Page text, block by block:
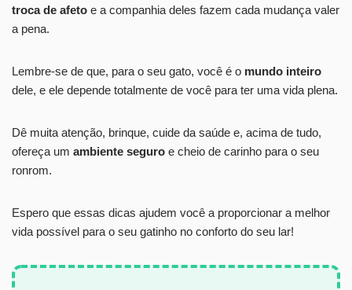
troca de afeto e a companhia deles fazem cada mudança valer
a pena.
Lembre-se de que, para o seu gato, você é o mundo inteiro
dele, e ele depende totalmente de você para ter uma vida plena.
Dê muita atenção, brinque, cuide da saúde e, acima de tudo,
ofereça um ambiente seguro e cheio de carinho para o seu
ronrom.
Espero que essas dicas ajudem você a proporcionar a melhor
vida possível para o seu gatinho no conforto do seu lar!